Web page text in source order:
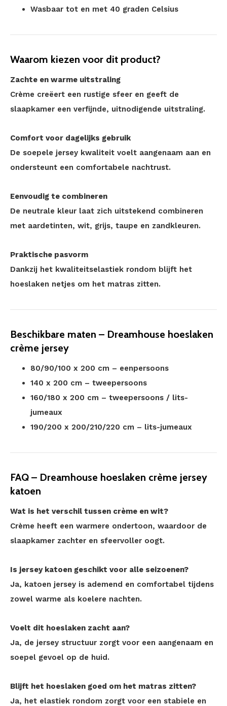
Wasbaar tot en met 40 graden Celsius
Waarom kiezen voor dit product?
Zachte en warme uitstraling
Crème creëert een rustige sfeer en geeft de
slaapkamer een verfijnde, uitnodigende uitstraling.
Comfort voor dagelijks gebruik
De soepele jersey kwaliteit voelt aangenaam aan en
ondersteunt een comfortabele nachtrust.
Eenvoudig te combineren
De neutrale kleur laat zich uitstekend combineren
met aardetinten, wit, grijs, taupe en zandkleuren.
Praktische pasvorm
Dankzij het kwaliteitselastiek rondom blijft het
hoeslaken netjes om het matras zitten.
Beschikbare maten – Dreamhouse hoeslaken
crème jersey
80/90/100 x 200 cm – eenpersoons
140 x 200 cm – tweepersoons
160/180 x 200 cm – tweepersoons / lits-
jumeaux
190/200 x 200/210/220 cm – lits-jumeaux
FAQ – Dreamhouse hoeslaken crème jersey
katoen
Wat is het verschil tussen crème en wit?
Crème heeft een warmere ondertoon, waardoor de
slaapkamer zachter en sfeervoller oogt.
Is jersey katoen geschikt voor alle seizoenen?
Ja, katoen jersey is ademend en comfortabel tijdens
zowel warme als koelere nachten.
Voelt dit hoeslaken zacht aan?
Ja, de jersey structuur zorgt voor een aangenaam en
soepel gevoel op de huid.
Blijft het hoeslaken goed om het matras zitten?
Ja, het elastiek rondom zorgt voor een stabiele en